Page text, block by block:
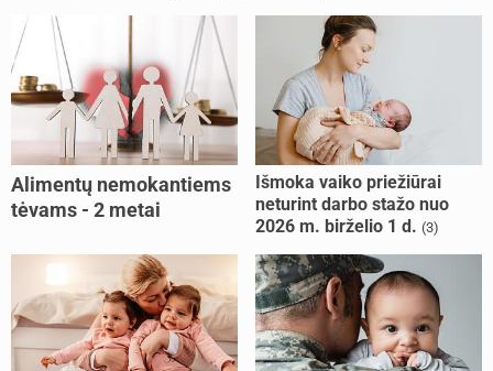
Alimentų nemokantiems
tėvams - 2 metai
Išmoka vaiko priežiūrai
neturint darbo stažo nuo
2026 m. birželio 1 d. (3)